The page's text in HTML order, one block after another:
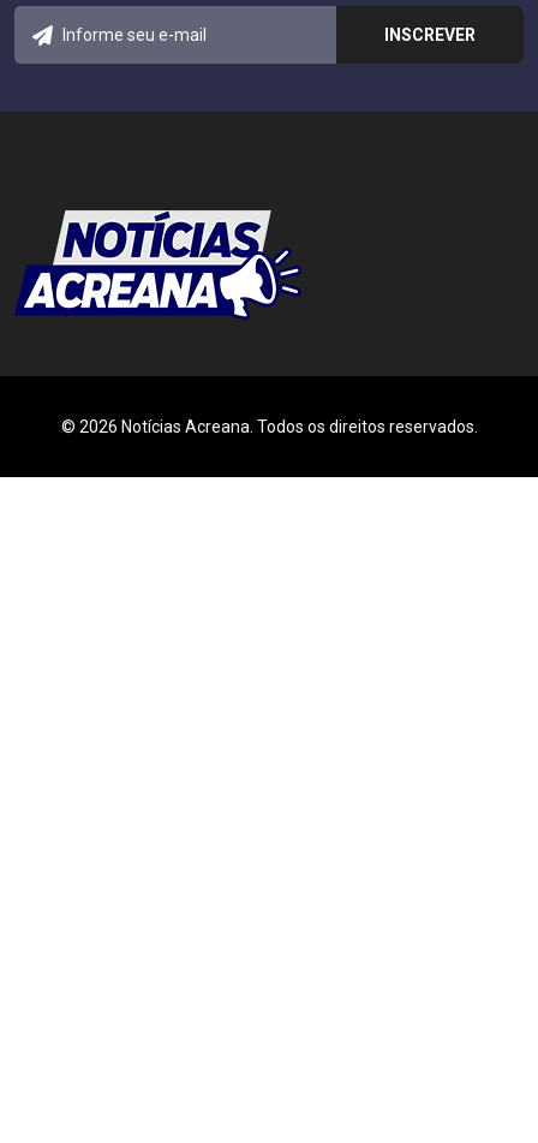
© 2026 Notícias Acreana. Todos os direitos reservados.